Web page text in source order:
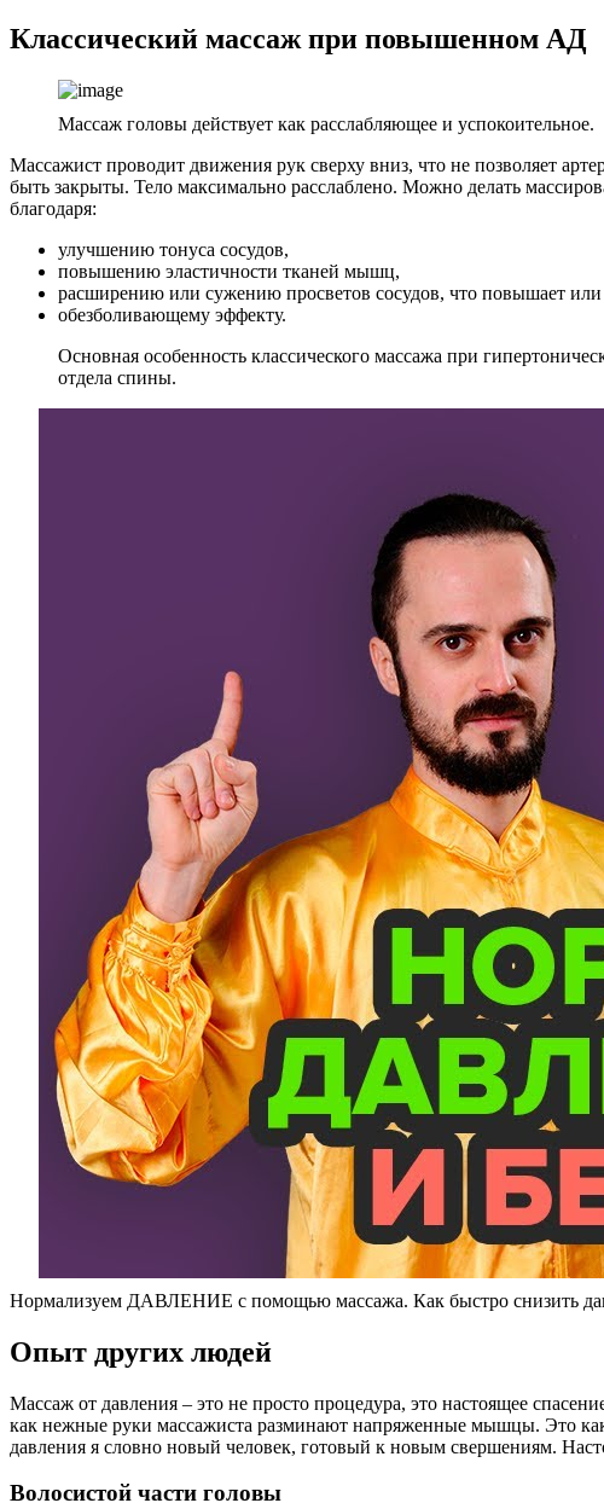
Классический массаж при повышенном АД
Массаж головы действует как расслабляющее и успокоительное.
Массажист проводит движения рук сверху вниз, что не позволяет
быть закрыты. Тело максимально расслаблено. Можно делать
благодаря:
улучшению тонуса сосудов,
повышению эластичности тканей мышц,
расширению или сужению просветов сосудов, что повышает
обезболивающему эффекту.
Основная особенность классического массажа при
отдела спины.
Нормализуем ДАВЛЕНИЕ с помощью массажа. Как быстро снизить
Опыт других людей
Массаж от давления – это не просто процедура, это настоящее
как нежные руки массажиста разминают напряженные мышцы. Это как
давления я словно новый человек, готовый к новым свершениям.
Волосистой части головы